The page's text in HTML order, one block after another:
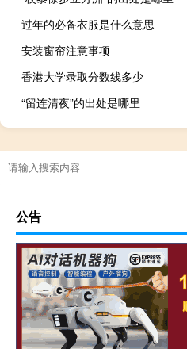
过年的必备衣服是什么意思
安装窗帘注意事项
香港大学录取分数线多少
“留连清夜”的出处是哪里
公告